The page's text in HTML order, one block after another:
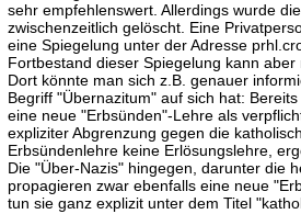
sehr empfehlenswert. Allerdings wurde
zwischenzeitlich gelöscht. Eine
eine Spiegelung unter der Adresse
Fortbestand dieser Spiegelung kann aber
Dort könnte man sich z.B. genauer
Begriff "Übernazitum" auf sich hat:
eine neue "Erbsünden"-Lehre als
expliziter Abgrenzung gegen die
Erbsündenlehre keine Erlösungslehre,
Die "Über-Nazis" hingegen, darunter die
propagieren zwar ebenfalls eine neue
tun sie ganz explizit unter dem Titel